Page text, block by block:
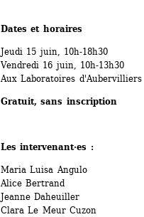
Dates et horaires
Jeudi 15 juin, 10h-18h30
Vendredi 16 juin, 10h-13h30
Aux Laboratoires d'Aubervilliers
Gratuit, sans inscription
Les intervenant·es :
Maria Luisa Angulo
Alice Bertrand
Jeanne Daheuiller
Clara Le Meur Cuzon